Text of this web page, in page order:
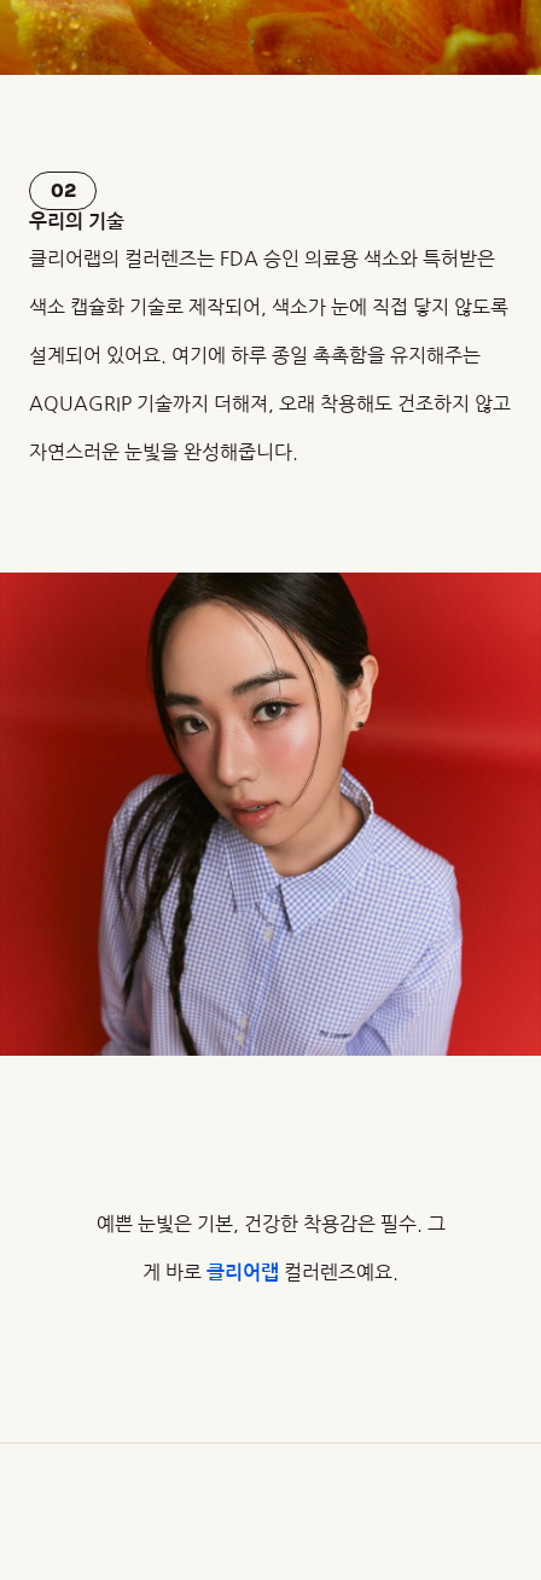
02
우리의 기술
클리어랩의 컬러렌즈는 FDA 승인 의료용 색소와 특허받은
색소 캡슐화 기술로 제작되어, 색소가 눈에 직접 닿지 않도록
설계되어 있어요. 여기에 하루 종일 촉촉함을 유지해주는
AQUAGRIP 기술까지 더해져, 오래 착용해도 건조하지 않고
자연스러운 눈빛을 완성해줍니다.
예쁜 눈빛은 기본, 건강한 착용감은 필수. 그
게 바로 클리어랩 컬러렌즈예요.